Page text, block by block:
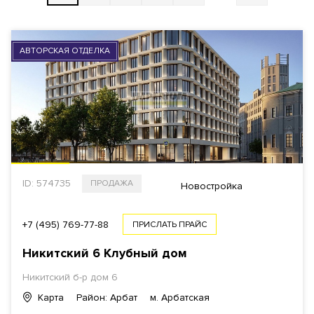
ВЫБРАТЬ НА КАРТЕ
СТОИМОСТЬ
Общая За 1 м²
₽ $ € ₿
ПЛОЩАДЬ
КОМНАТ ОТ 1
АВТОРСКАЯ ОТДЕЛКА
ID: 574735 ПРОДАЖА Новостройка
+7 (495) 769-77-88 ПРИСЛАТЬ ПРАЙС
Никитский 6 Клубный дом
Никитский б-р дом 6
Карта
Район: Арбат м. Арбатская